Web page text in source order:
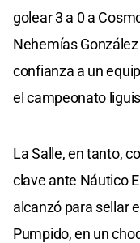
golear 3 a 0 a
Nehemías
confianza a un
el campeonato
La Salle, en tanto,
clave ante Náutico
alcanzó para sellar
Pumpido, en un